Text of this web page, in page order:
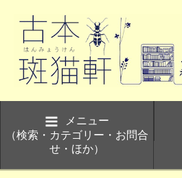
メニュー
（検索・カテゴリー・お問合
せ・ほか）